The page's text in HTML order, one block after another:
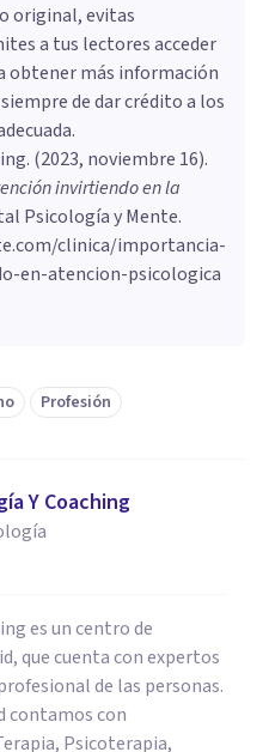
original, evitas
a tus lectores acceder
obtener más información
de dar crédito a los
. (2023, noviembre 16).
invirtiendo en la
Psicología y Mente.
clinica/importancia-
en-atencion-psicologica
Profesión
Y Coaching
es un centro de
que cuenta con expertos
de las personas.
contamos con
Psicoterapia,